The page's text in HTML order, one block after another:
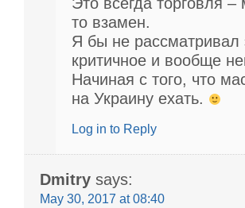
то взамен.
Я бы не рассматривал
критичное и вообще
Начиная с того, что
на Украину ехать.
Log in to Reply
Dmitry says:
May 30, 2017 at 08:40